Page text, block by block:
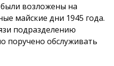
возложены на
майские дни 1945 года.
подразделению
поручено обслуживать